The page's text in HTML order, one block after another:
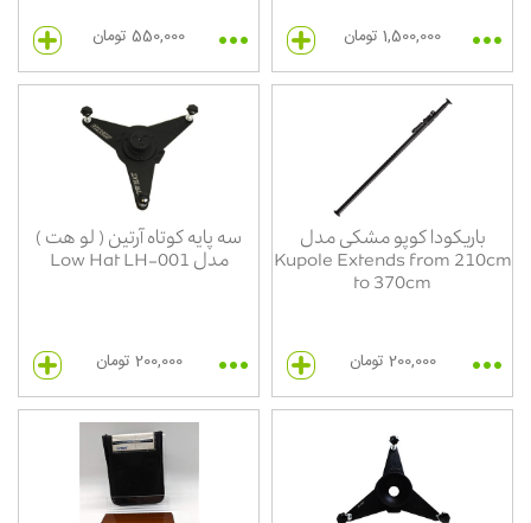
1,500,000 تومان 550,000 تومان
باریکودا کوپو مشکی مدل
Kupole Extends from 210cm
to 370cm
200,000 تومان
سه پایه کوتاه آرتین ( لو هت )
مدل Low Hat LH-001
200,000 تومان